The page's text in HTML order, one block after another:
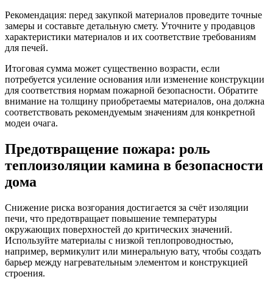
Рекомендация: перед закупкой материалов проведите точные
замеры и составьте детальную смету. Уточните у продавцов
характеристики материалов и их соответствие требованиям
для печей.
Итоговая сумма может существенно возрасти, если
потребуется усиление основания или изменение конструкции
для соответствия нормам пожарной безопасности. Обратите
внимание на толщину приобретаемы материалов, она должна
соответствовать рекомендуемым значениям для конкретной
модеи очага.
Предотвращение пожара: роль
теплоизоляции камина в безопасности
дома
Снижение риска возгорания достигается за счёт изоляции
печи, что предотвращает повышение температуры
окружающих поверхностей до критических значений.
Используйте материалы с низкой теплопроводностью,
например, вермикулит или минеральную вату, чтобы создать
барьер между нагревательным элементом и конструкцией
строения.